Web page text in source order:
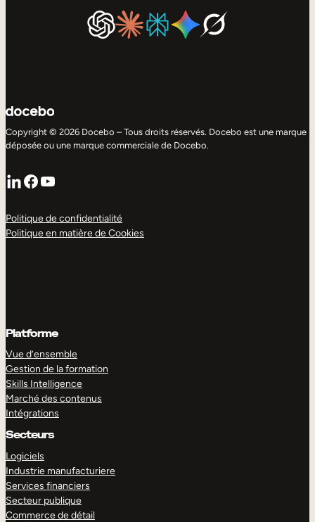
Copyright © 2026 Docebo – Tous droits réservés. Docebo est une marque
déposée ou une marque commerciale de Docebo.
LinkedIn
Facebook
YouTube
Politique de confidentialité
Politique en matière de Cookies
Platforme
Vue d’ensemble
Gestion de la formation
Skills Intelligence
Marché des contenus
Intégrations
Secteurs
Logiciels
Industrie manufacturiere
Services financiers
Secteur publique
Commerce de détail